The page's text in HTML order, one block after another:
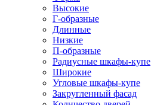
Высокие
Г-образные
Длинные
Низкие
П-образные
Радиусные шкафы-купе
Широкие
Угловые шкафы-купе
Закругленный фасад